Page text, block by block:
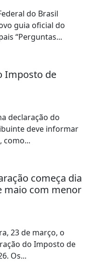
do Brasil
guia oficial do
“Perguntas...
Imposto de
declaração do
deve informar
como...
começa dia
maio com menor
23 de março, o
do Imposto de
Os...